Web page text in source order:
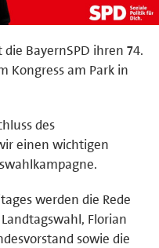
BayernSPD ihren 74.
Kongress am Park in
des
einen wichtigen
werden die Rede
Florian
sowie die